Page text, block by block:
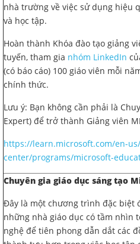
nhà trường về việc sử dụng hiệu
và học tập.
Hoàn thành Khóa đào tạo giảng
tuyến, tham gia nhóm LinkedIn
(có báo cáo) 100 giáo viên mỗi
chính thức.
Lưu ý: Bạn không cần phải là
Expert) để trở thành Giảng viên
https://learn.microsoft.com/en-
center/programs/microsoft-
Chuyên gia giáo dục sáng tạo
Đây là một chương trình đặc biệt
những nhà giáo dục có tầm nhìn
nghệ để tiên phong dẫn dắt các